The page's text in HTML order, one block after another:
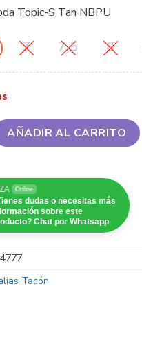
Topic-S Tan NBPU
7 7.5 8
S Tan NBPU cantidad
AÑADIR AL CARRITO
Online
dudas o necesitas más
sobre este
Chat por Whatsapp
Tacón